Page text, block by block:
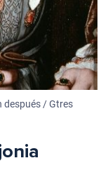
después / Gtres